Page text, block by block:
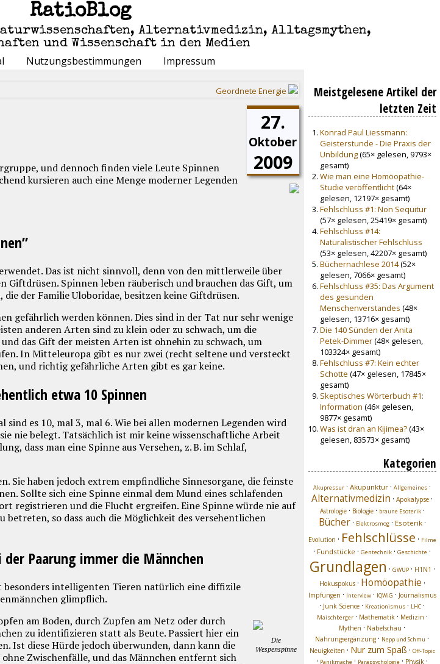
RatioBlog
Alternativmedizin, Alltagsmythen,
und Wissenschaft in den Medien
Nutzungsbestimmungen Impressum
Geordnete Energie
27.
Oktober
2009
und dennoch finden viele Leute Spinnen
kursieren auch eine Menge moderner Legenden
Das ist nicht sinnvoll, denn von den mittlerweile über
Giftdrüsen. Spinnen leben räuberisch und brauchen das Gift, um
der FamilieUloboridae, besitzen keine Giftdrüsen.
gefährlich werden können. Dies sind in der Tat nur sehr wenige
anderen Arten sind zu klein oder zu schwach, um die
das Gift der meisten Arten ist ohnehin zu schwach, um
In Mitteleuropa gibt es nur zwei (recht seltene und versteckt
und richtig gefährliche Arten gibt es gar keine.
etwa 10 Spinnen
sind es 10, mal 3, mal 6. Wie bei allen modernen Legenden wird
nie belegt. Tatsächlich ist mir keine wissenschaftliche Arbeit
dass man eine Spinne aus Versehen, z. B. im Schlaf,
Sie haben jedoch extrem empfindliche Sinnesorgane, die feinste
Sollte sich eine Spinne einmal dem Mund eines schlafenden
registrieren und die Flucht ergreifen. Eine Spinne würde nie auf
so dass auch die Möglichkeit des versehentlichen
Paarung immer die Männchen
besonders intelligenten Tieren natürlich eine diffizile
glimpflich.
Die
Wespenspinne
am Boden, durch Zupfen am Netz oder durch
zu identifizieren statt als Beute. Passiert hier ein
Ist diese Hürde jedoch überwunden, dann kann die
Zwischenfälle, und das Männchen entfernt sich
Meistgelesene Artikel der
letzten Zeit
Konrad Paul Liessmann:
Geisterstunde - Die Praxis der
Unbildung(65× gelesen, 9793×
gesamt)
Wie man eine Homöopathie-
Studie veröffentlicht(64×
gelesen, 12197× gesamt)
Fehlschluss #1: Non Sequitur
(57× gelesen, 25419× gesamt)
Fehlschluss #14:
Naturalistischer Fehlschluss
(53× gelesen, 42207× gesamt)
Büchernachlese 2014(52×
gelesen, 7066× gesamt)
Fehlschluss #35: Das Argument
des gesunden
Menschenverstandes (48×
gelesen, 13716× gesamt)
Die 140 Sünden der Anita
Petek-Dimmer(48× gelesen,
103324× gesamt)
Fehlschluss #7: Kein echter
Schotte (47× gelesen, 17845×
gesamt)
Skeptisches Wörterbuch #1:
Information (46× gelesen,
9877× gesamt)
Was ist dran an Kijimea?(43×
gelesen, 83573× gesamt)
Kategorien
Akupressur ·Akupunktur ·Allgemeines ·
Alternativmedizin ·Apokalypse ·
Astrologie· Biologie· braune Esoterik·
Bücher· Elektrosmog· Esoterik·
Evolution · Fehlschlüsse · Filme
· Fundstücke ·Gentechnik ·Geschichte ·
Grundlagen · GWUP· H1N1 ·
Hokuspokus· Homöopathie ·
Impfungen · Interview· IQWiG · Journalismus
· Junk Science · Kreationismus · LHC ·
Maischberger· Mathematik· Medizin ·
Mythen · Nabelschau ·
Nahrungsergänzung · Nepp und Schmu ·
Neuigkeiten · Nur zum Spaß · Off-Topic
· Panikmache · Parapsychologie · Physik ·